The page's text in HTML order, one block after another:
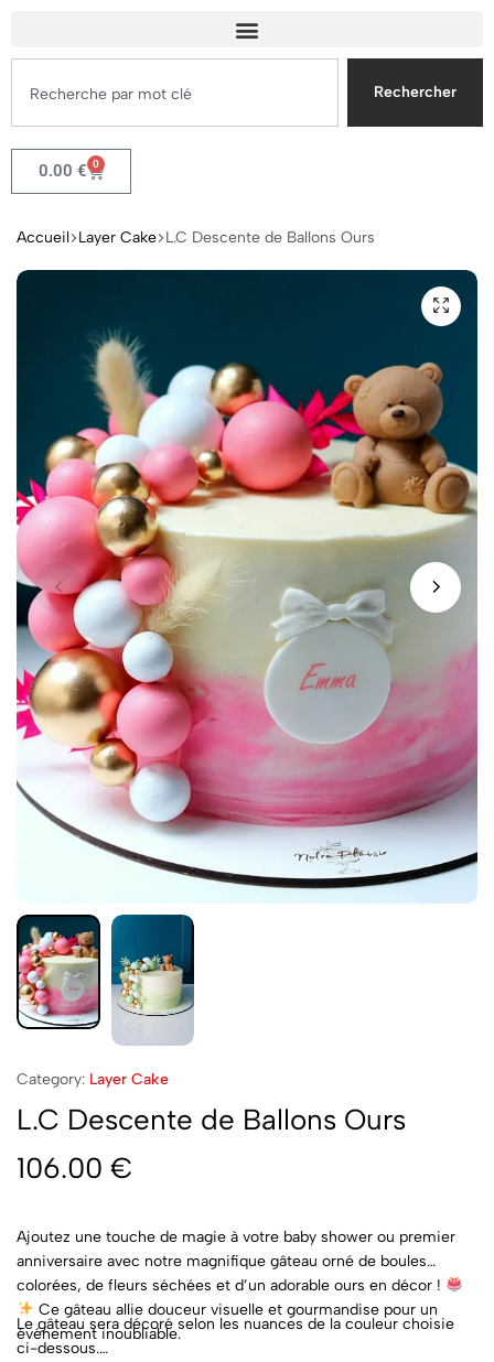
Rechercher
0.00 € 0
Accueil Layer Cake L.C Descente de Ballons Ours
Category: Layer Cake
L.C Descente de Ballons Ours
106.00 €
Ajoutez une touche de magie à votre baby shower ou premier
anniversaire avec notre magnifique gâteau orné de boules
colorées, de fleurs séchées et d’un adorable ours en décor !
Ce gâteau allie douceur visuelle et gourmandise pour un
événement inoubliable.
Le gâteau sera décoré selon les nuances de la couleur choisie
ci-dessous.